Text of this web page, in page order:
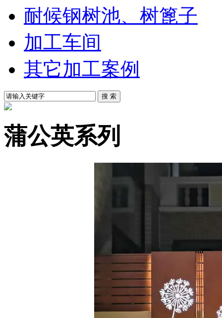
耐候钢树池、树篦子
加工车间
其它加工案例
蒲公英系列